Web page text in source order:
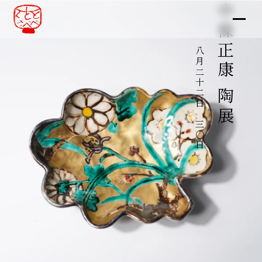
中條正康 陶展
八月二十二日～三〇日